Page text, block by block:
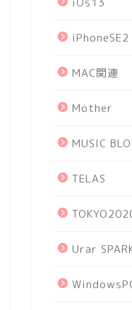
iPhoneSE2
MAC関連
Mother
MUSIC
TELAS
Urar